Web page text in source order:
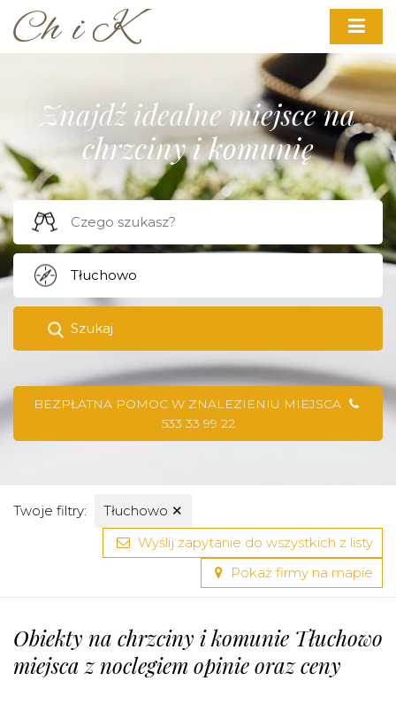
Znajdź idealne miejsce na
chrzciny i komunię
Szukaj
BEZPŁATNA POMOC W ZNALEZIENIU MIEJSCA
533 33 99 22
Twoje filtry: Tłuchowo ✕
Wyślij zapytanie do wszystkich z listy
Pokaż firmy na mapie
Obiekty na chrzciny i komunie Tłuchowo
miejsca z noclegiem opinie oraz ceny